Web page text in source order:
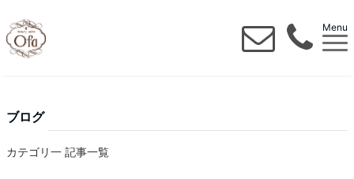
Menu
ブログ
カテゴリ一 記事一覧